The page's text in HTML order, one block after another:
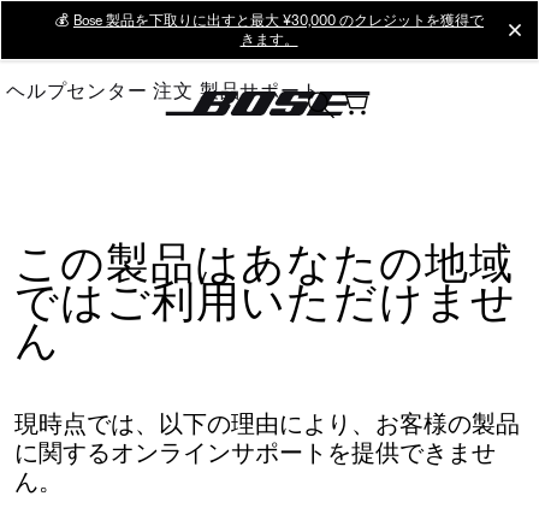
Main
💰 Bose 製品を下取りに出すと最大 ¥30,000 のクレジットを獲得で
きます。
ヘルプセンター 注文 製品サポート
この製品はあなたの地域
ではご利用いただけませ
ん
現時点では、以下の理由により、お客様の製品
に関するオンラインサポートを提供できませ
ん。